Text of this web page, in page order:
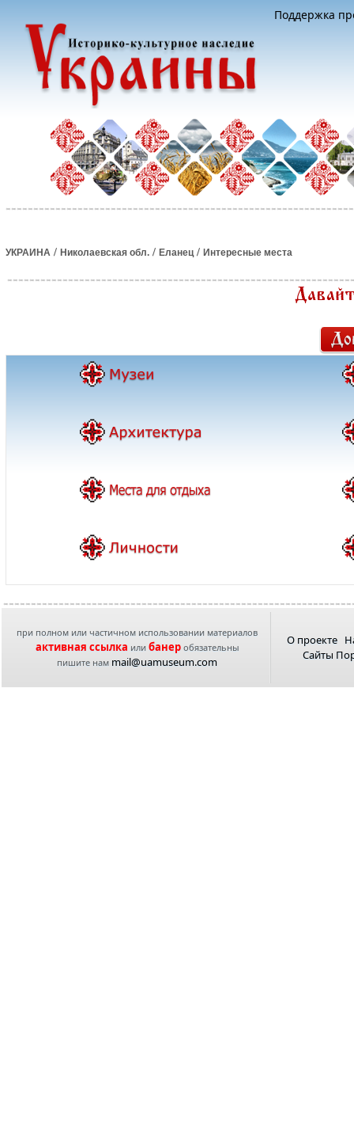
Поддержка
УКРАИНА / Николаевская обл. / Еланец/ Интересные места
при полном или частичном использовании материалов
активная ссылка или банеробязательны
пишите нам mail@uamuseum.com
О проекте
Сайты